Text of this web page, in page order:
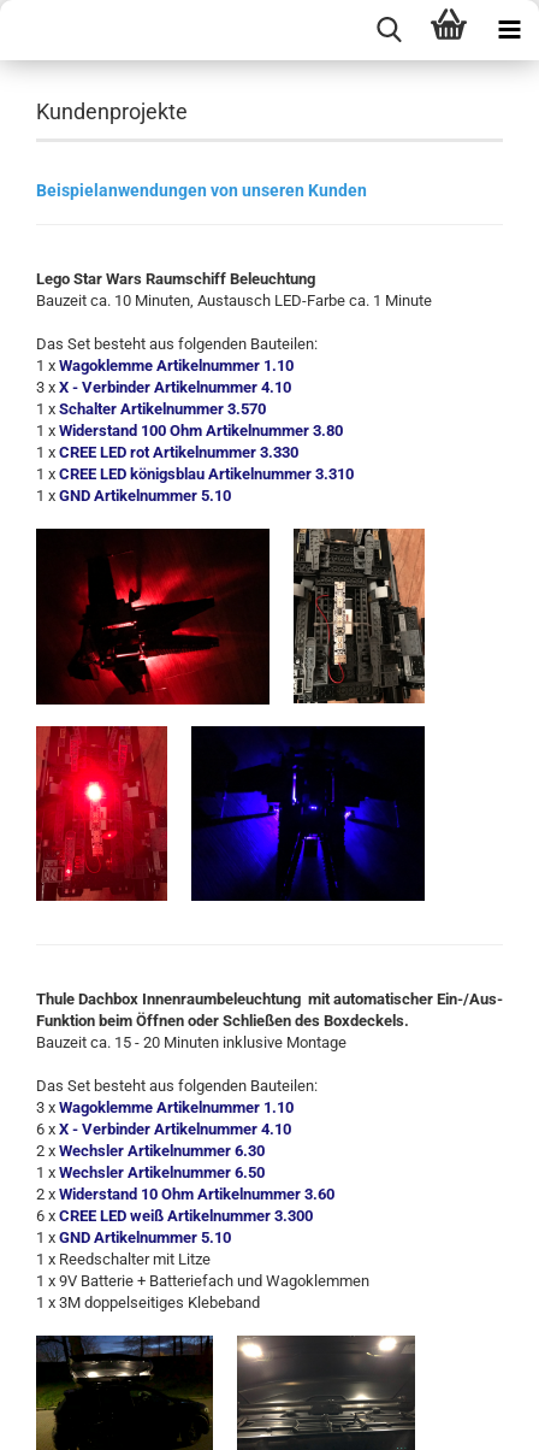
Kundenprojekte
Beispielanwendungen von unseren Kunden
Lego Star Wars Raumschiff Beleuchtung
Bauzeit ca. 10 Minuten, Austausch LED-Farbe ca. 1 Minute
Das Set besteht aus folgenden Bauteilen:
1 x Wagoklemme Artikelnummer 1.10
3 x X - Verbinder Artikelnummer 4.10
1 x Schalter Artikelnummer 3.570
1 x Widerstand 100 Ohm Artikelnummer 3.80
1 x CREE LED rot Artikelnummer 3.330
1 x CREE LED königsblau Artikelnummer 3.310
1 x GND Artikelnummer 5.10
Thule Dachbox Innenraumbeleuchtung mit automatischer Ein-/Aus-
Funktion beim Öffnen oder Schließen des Boxdeckels.
Bauzeit ca. 15 - 20 Minuten inklusive Montage
Das Set besteht aus folgenden Bauteilen:
3 x Wagoklemme Artikelnummer 1.10
6 x X - Verbinder Artikelnummer 4.10
2 x Wechsler Artikelnummer 6.30
1 x Wechsler Artikelnummer 6.50
2 x Widerstand 10 Ohm Artikelnummer 3.60
6 x CREE LED weiß Artikelnummer 3.300
1 x GND Artikelnummer 5.10
1 x Reedschalter mit Litze
1 x 9V Batterie + Batteriefach und Wagoklemmen
1 x 3M doppelseitiges Klebeband